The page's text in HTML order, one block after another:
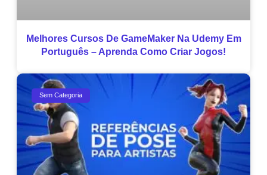
Melhores Cursos De GameMaker Na Udemy Em
Português – Aprenda Como Criar Jogos!
Sem Categoria